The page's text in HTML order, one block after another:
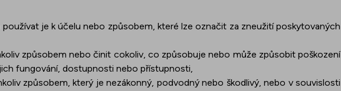
je k účelu nebo způsobem, které lze označit za zneužití poskytovaných
způsobem nebo činit cokoliv, co způsobuje nebo může způsobit poškození
fungování, dostupnosti nebo přístupnosti,
způsobem, který je nezákonný, podvodný nebo škodlivý, nebo v souvislosti